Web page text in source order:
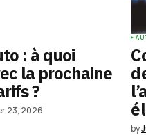
: à quoi
la prochaine
?
23, 2026
by